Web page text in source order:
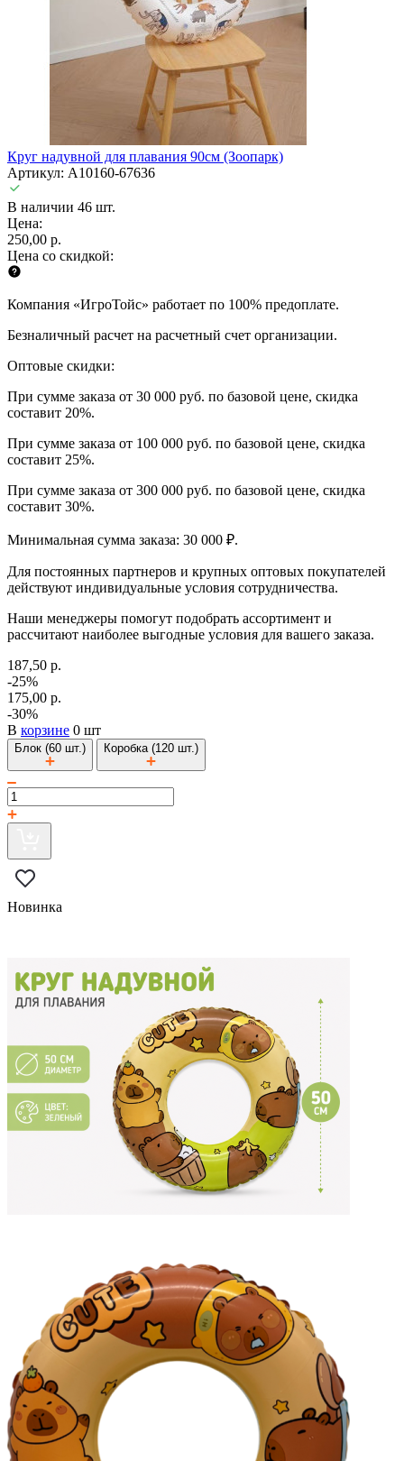
Круг надувной для плавания 90см (Зоопарк)
Артикул: A10160-67636
В наличии 46 шт.
Цена:
250,00 р.
Цена со скидкой:
Компания «ИгроТойс» работает по 100% предоплате.
Безналичный расчет на расчетный счет организации.
Оптовые скидки:
При сумме заказа от 30 000 руб. по базовой цене, скидка
составит 20%.
При сумме заказа от 100 000 руб. по базовой цене, скидка
составит 25%.
При сумме заказа от 300 000 руб. по базовой цене, скидка
составит 30%.
Минимальная сумма заказа: 30 000 ₽.
Для постоянных партнеров и крупных оптовых покупателей
действуют индивидуальные условия сотрудничества.
Наши менеджеры помогут подобрать ассортимент и
рассчитают наиболее выгодные условия для вашего заказа.
187,50 р.
-25%
175,00 р.
-30%
В корзине 0 шт
Блок (60 шт.) Коробка (120 шт.)
Новинка